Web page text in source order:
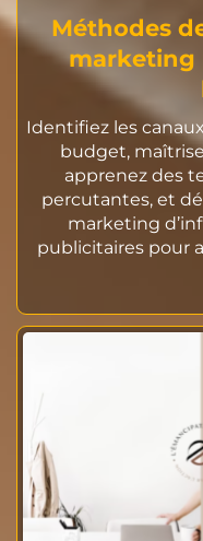
Méthodes
marketing
Identifiez les
budget,
apprenez des
percutantes, et
marketing
publicitaires pour